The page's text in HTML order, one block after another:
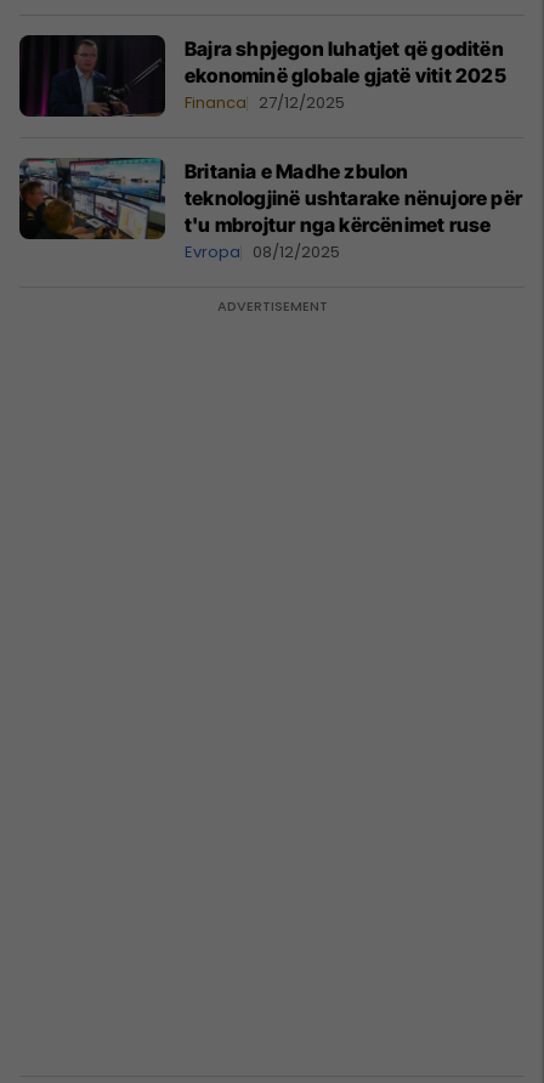
Bajra shpjegon luhatjet që goditën
ekonominë globale gjatë vitit 2025
Financa 27/12/2025
Britania e Madhe zbulon
teknologjinë ushtarake nënujore për
t'u mbrojtur nga kërcënimet ruse
Evropa 08/12/2025